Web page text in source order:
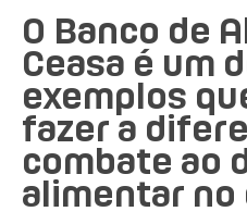
O Banco de
Ceasa é um
exemplos
fazer a
combate ao
alimentar no